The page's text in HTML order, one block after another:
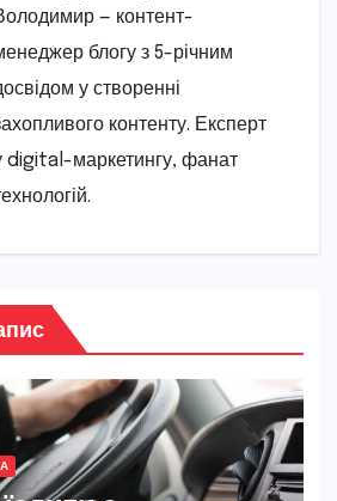
— контент-
блогу з 5-річним
у створенні
контенту. Експерт
digital-маркетингу, фанат